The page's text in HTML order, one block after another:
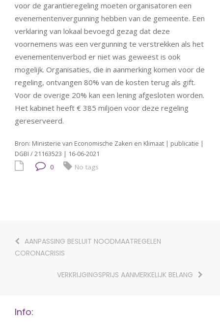
voor de garantieregeling moeten organisatoren een
evenementenvergunning hebben van de gemeente. Een
verklaring van lokaal bevoegd gezag dat deze
voornemens was een vergunning te verstrekken als het
evenementenverbod er niet was geweest is ook
mogelijk. Organisaties, die in aanmerking komen voor de
regeling, ontvangen 80% van de kosten terug als gift.
Voor de overige 20% kan een lening afgesloten worden.
Het kabinet heeft € 385 miljoen voor deze regeling
gereserveerd.
Bron: Ministerie van Economische Zaken en Klimaat | publicatie |
DGBI / 21163523 | 16-06-2021
0 No tags
AANPASSING BESLUIT NOODMAATREGELEN
CORONACRISIS
VERKRIJGINGSPRIJS AANMERKELIJK BELANG
Info: